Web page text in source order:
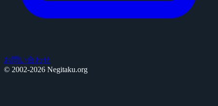
お問い合わせ
© 2002-2026 Negitaku.org